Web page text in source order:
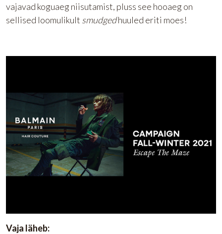
vajavad koguaeg niisutamist, pluss see hooaeg on
sellised loomulikult smudgedhuuled eriti moes!
Vaja läheb: